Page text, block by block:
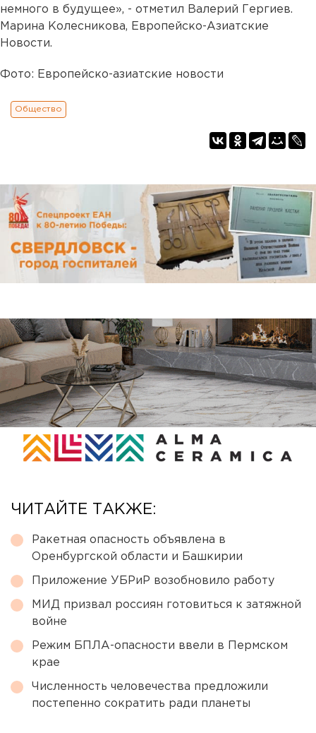
немного в будущее», - отметил Валерий Гергиев.
Марина Колесникова, Европейско-Азиатские
Новости.
Фото: Европейско-азиатские новости
Общество
ЧИТАЙТЕ ТАКЖЕ:
Ракетная опасность объявлена в
Оренбургской области и Башкирии
Приложение УБРиР возобновило работу
МИД призвал россиян готовиться к затяжной
войне
Режим БПЛА-опасности ввели в Пермском
крае
Численность человечества предложили
постепенно сократить ради планеты